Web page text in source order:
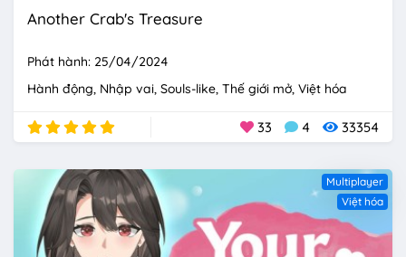
Another Crab's Treasure
Phát hành: 25/04/2024
Hành động Nhập vai Souls-like Thế giới mở Việt hóa
33 4 33354
Multiplayer
Việt hóa